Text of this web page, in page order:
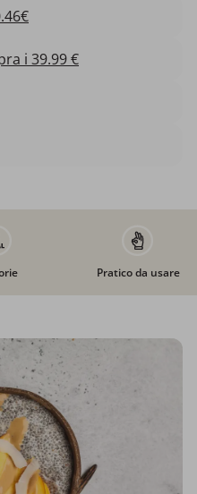
i 39.99 €
Pratico da usare